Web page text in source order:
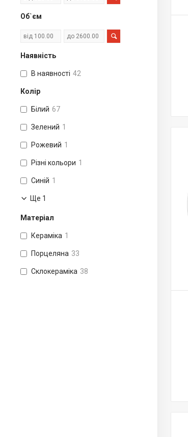
Об`єм
Наявність
В наявності 42
Колір
Білий 67
Зелений 1
Рожевий 1
Різні кольори 1
Синій 1
Ще 1
Матеріал
Кераміка 1
Порцеляна 33
Склокераміка 38